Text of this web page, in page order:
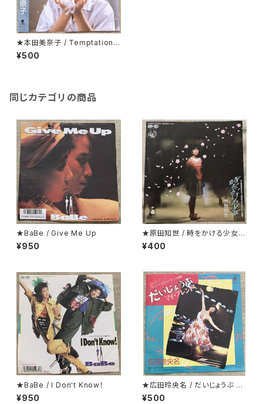
★本田美奈子 / Temptation
（誘惑）
¥500
同じカテゴリの商品
★BaBe / Give Me Up
¥950
★原田知世 / 時をかける少女
見開くとカラー・ピンナップにな
っているジャケ
¥400
★BaBe / I Don't Know！
¥950
★広田玲央名 / だいじょうぶ マ
イ・フレンド
¥500